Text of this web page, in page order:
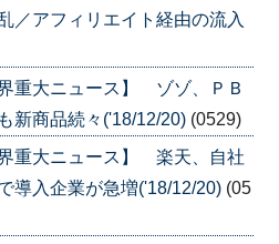
／アフィリエイト経由の流入
重大ニュース】 ゾゾ、ＰＢ
新商品続々('18/12/20) (0529)
重大ニュース】 楽天、自社
導入企業が急増('18/12/20) (05